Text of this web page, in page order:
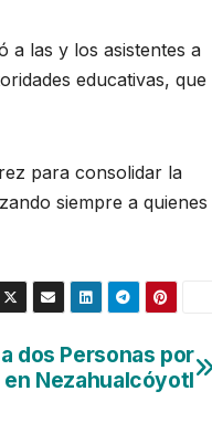
a las y los asistentes a
educativas, que
para consolidar la
siempre a quienes
dos Personas por
Nezahualcóyotl